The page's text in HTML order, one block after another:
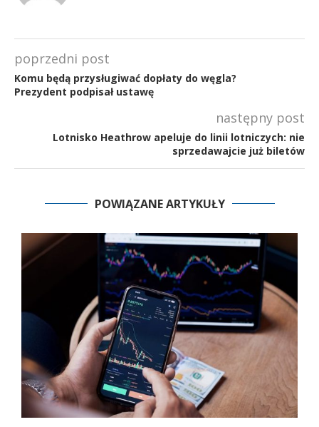
poprzedni post
Komu będą przysługiwać dopłaty do węgla?
Prezydent podpisał ustawę
następny post
Lotnisko Heathrow apeluje do linii lotniczych: nie
sprzedawajcie już biletów
POWIĄZANE ARTYKUŁY